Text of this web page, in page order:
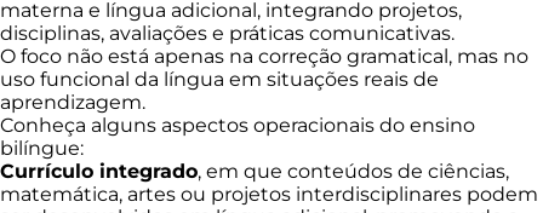
materna e língua adicional, integrando projetos,
disciplinas, avaliações e práticas comunicativas.
O foco não está apenas na correção gramatical, mas no
uso funcional da língua em situações reais de
aprendizagem.
Conheça alguns aspectos operacionais do ensino
bilíngue:
Currículo integrado, em que conteúdos de ciências,
matemática, artes ou projetos interdisciplinares podem